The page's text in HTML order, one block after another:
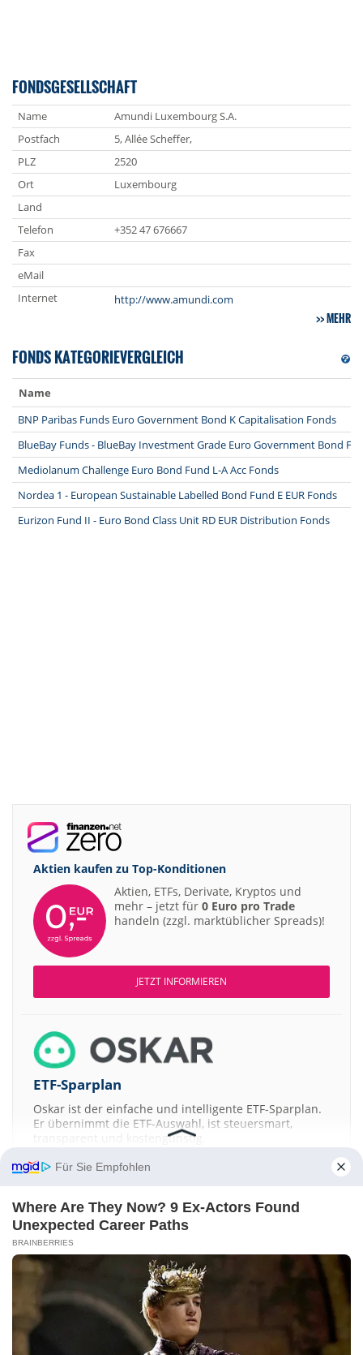
FONDSGESELLSCHAFT
Name
Amundi Luxembourg S.A.
Postfach
5, Allée Scheffer,
PLZ
2520
Ort
Luxembourg
Land
Telefon
+352 47 676667
Fax
eMail
Internet
http://www.amundi.com
MEHR
FONDS KATEGORIEVERGLEICH
Name
BNP Paribas Funds Euro Government Bond K Capitalisation Fonds
BlueBay Funds - BlueBay Investment Grade Euro Government Bond
Mediolanum Challenge Euro Bond Fund L-A Acc Fonds
Nordea 1 - European Sustainable Labelled Bond Fund E EUR Fonds
Eurizon Fund II - Euro Bond Class Unit RD EUR Distribution Fonds
Aktien kaufen zu Top-Konditionen
Aktien, ETFs, Derivate, Kryptos und
mehr – jetzt für 0 Euro pro Trade
handeln (zzgl. marktüblicher Spreads)!
JETZT INFORMIEREN
ETF-Sparplan
Oskar ist der einfache und intelligente ETF-Sparplan.
Er übernimmt die ETF-Auswahl, ist steuersmart,
transparent und kostengünstig.
JETZT MEHR ERFAHREN
Aktien ATX EuroStoxx 50 Dow Jones
Nikkei 225
S&P 500
Kontakt- Impressum Werbung
Sitemap
-Disclaimer-AGB
Für Sie Empfohlen
Where Are They Now? 9 Ex-Actors Found
Unexpected Career Paths
BRAINBERRIES